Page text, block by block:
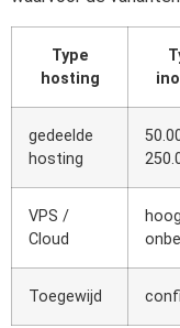
Type
hosting
gedeelde
hosting
VPS /
Cloud
Toegewijd